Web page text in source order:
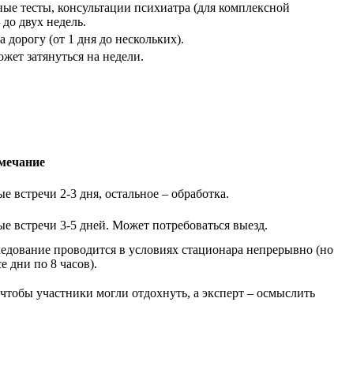
тесты, консультации психиатра (для комплексной
двух недель.
(от 1 дня до нескольких).
затянуться на недели.
встречи 2-3 дня, остальное – обработка.
встречи 3-5 дней. Может потребоваться выезд.
проводится в условиях стационара непрерывно (но
дни по 8 часов).
участники могли отдохнуть, а эксперт – осмыслить